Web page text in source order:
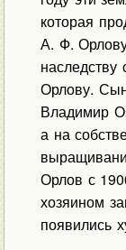
которая
А. Ф.
Орлову.
Владимир
а на
Орлов с
хозяином
появились